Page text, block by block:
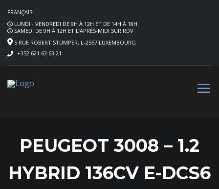
FRANÇAIS
LUNDI - VENDREDI DE 9H À 12H ET DE 14H À 18H.
SAMEDI DE 9H À 12H ET L’APRÈS-MIDI SUR RDV
5 RUE ROBERT STUMPER, L-2557 LUXEMBOURG
+352 621 63 63 21
PEUGEOT 3008 – 1.2
HYBRID 136CV E-DCS6